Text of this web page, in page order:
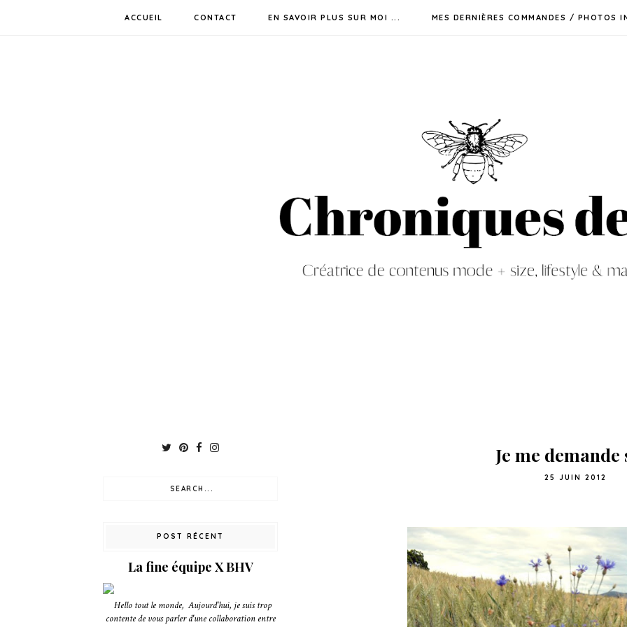
ACCUEIL CONTACT EN SAVOIR PLUS SUR MOI ... MES DERNIÈRES COMMANDES / PHOTOS
Je me demande
25 JUIN 2012
POST RÉCENT
La fine équipe X BHV
Hello tout le monde, Aujourd'hui, je suis trop
contente de vous parler d'une collaboration entre